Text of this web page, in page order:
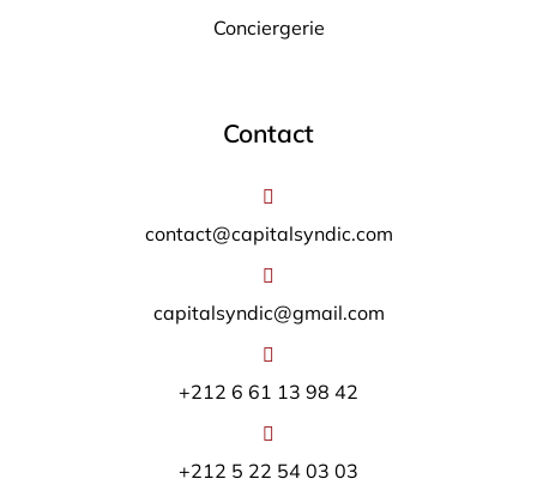
Conciergerie
Contact
contact@capitalsyndic.com
capitalsyndic@gmail.com
+212 6 61 13 98 42
+212 5 22 54 03 03